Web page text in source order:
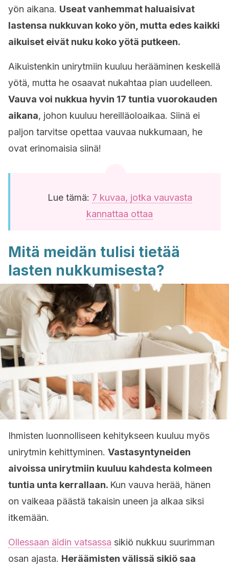
yön aikana. Useat vanhemmat haluaisivat
lastensa nukkuvan koko yön, mutta edes kaikki
aikuiset eivät nuku koko yötä putkeen.
Aikuistenkin unirytmiin kuuluu herääminen keskellä
yötä, mutta he osaavat nukahtaa pian uudelleen.
Vauva voi nukkua hyvin 17 tuntia vuorokauden
aikana, johon kuuluu hereilläoloaikaa. Siinä ei
paljon tarvitse opettaa vauvaa nukkumaan, he
ovat erinomaisia siinä!
Lue tämä: 7 kuvaa, jotka vauvasta
kannattaa ottaa
Mitä meidän tulisi tietää
lasten nukkumisesta?
Ihmisten luonnolliseen kehitykseen kuuluu myös
unirytmin kehittyminen. Vastasyntyneiden
aivoissa unirytmiin kuuluu kahdesta kolmeen
tuntia unta kerrallaan. Kun vauva herää, hänen
on vaikeaa päästä takaisin uneen ja alkaa siksi
itkemään.
Ollessaan äidin vatsassa sikiö nukkuu suurimman
osan ajasta. Heräämisten välissä sikiö saa